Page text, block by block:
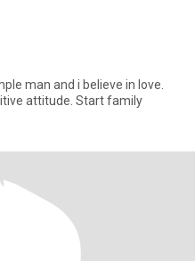
Sincere honest joyful dinamic Positive attitude. Start family